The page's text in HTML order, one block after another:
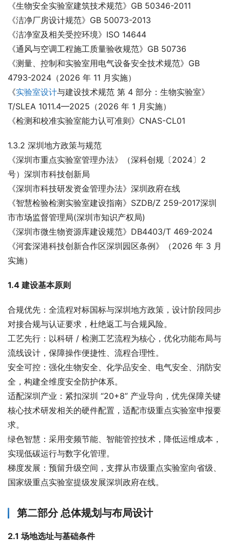
《生物安全实验室建筑技术规范》GB 50346-2011
《洁净厂房设计规范》GB 50073-2013
《洁净室及相关受控环境》ISO 14644
《通风与空调工程施工质量验收规范》GB 50736
《测量、控制和实验室用电气设备安全技术规范》GB
4793-2024（2026 年 11 月实施）
《实验室设计与建设技术规范 第 4 部分：生物实验室》
T/SLEA 1011.4—2025（2026 年 1 月实施）
《检测和校准实验室能力认可准则》CNAS-CL01
1.3.2 深圳地方政策与规范
《深圳市重点实验室管理办法》（深科创规〔2024〕2
号）深圳市科技创新局
《深圳市科技研发资金管理办法》深圳政府在线
《智慧检验检测实验室建设指南》SZDB/Z 259-2017深圳
市市场监督管理局(深圳市知识产权局)
《深圳市微生物资源库建设规范》DB4403/T 469-2024
《河套深港科技创新合作区深圳园区条例》（2026 年 3 月
实施）
1.4 建设基本原则
合规优先：全流程对标国标与深圳地方政策，设计阶段同步
对接合规与认证要求，杜绝返工与合规风险。
工艺先行：以科研 / 检测工艺流程为核心，优化功能布局与
流线设计，保障操作便捷性、流程合理性。
安全可控：强化生物安全、化学品安全、电气安全、消防安
全，构建全维度安全防护体系。
适配深圳产业：紧扣深圳 “20+8” 产业导向，优先保障关键
核心技术研发相关的硬件配置，适配市级重点实验室申报要
求。
绿色智慧：采用变频节能、智能管控技术，降低运维成本，
实现低碳运行与数字化管理。
梯度发展：预留升级空间，支撑从市级重点实验室向省级、
国家级重点实验室提级发展深圳政府在线。
第二部分 总体规划与布局设计
2.1 场地选址与基础条件